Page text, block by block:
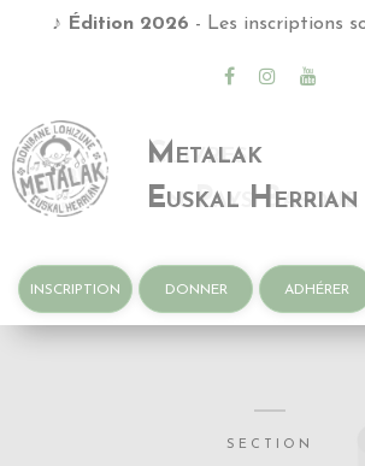
♪ Édition 2026 - Les inscriptions
Metalak
Euskal Herrian
INSCRIPTION DONNER ADHÉRER
SECTION